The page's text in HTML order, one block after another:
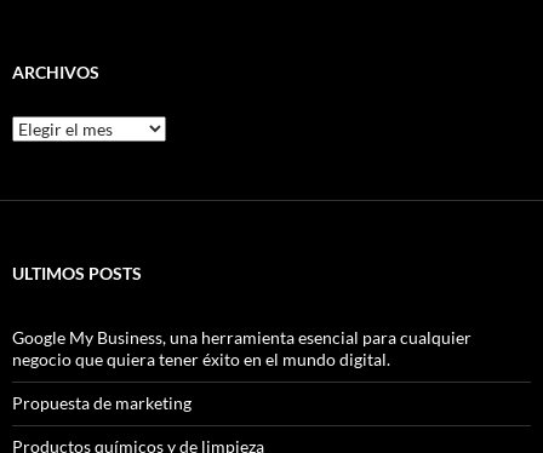
ARCHIVOS
Archivos
ULTIMOS POSTS
Google My Business, una herramienta esencial para cualquier
negocio que quiera tener éxito en el mundo digital.
Propuesta de marketing
Productos químicos y de limpieza